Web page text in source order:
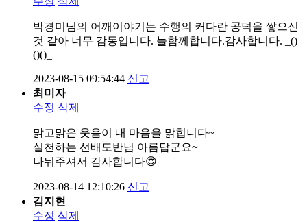
박경미님의 어깨이야기는 수행의 커다란 공덕을 쌓으신
것 같아 너무 감동입니다. 늘함께합니다.감사합니다. _()
()()_
2023-08-15 09:54:44 신고
최미자
수정 삭제
맑고맑은 웃음이 내 마음을 맑힙니다~
실천하는 선배도반님 아름답군요~
나눠주셔서 감사합니다😍
2023-08-14 12:10:26 신고
김지현
수정 삭제